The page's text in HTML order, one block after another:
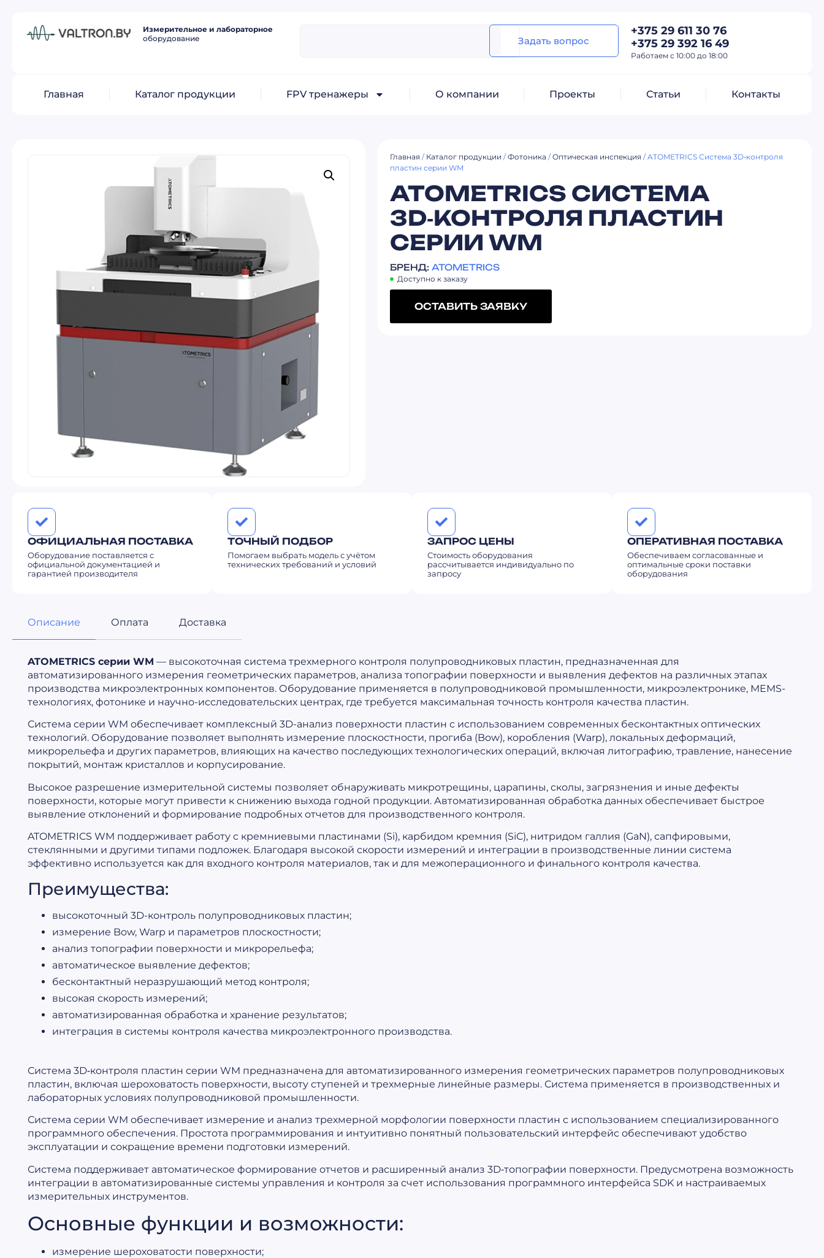
Измерительное и лабораторное
оборудование
Задать вопрос
+375 29 611 30 76
+375 29 392 16 49
Работаем с 10:00 до 18:00
Главная Каталог продукции FPV тренажеры О компании Проекты Статьи Контакты
Главная / Каталог продукции /Фотоника /Оптическая инспекция / ATOMETRICS Система 3D‑контроля
пластин серии WM
ATOMETRICS СИСТЕМА
3D‑КОНТРОЛЯ ПЛАСТИН
СЕРИИ WM
БРЕНД: ATOMETRICS
Доступно к заказу
ОСТАВИТЬ ЗАЯВКУ
ОФИЦИАЛЬНАЯ ПОСТАВКА
Оборудование поставляется с
официальной документацией и
гарантией производителя
ТОЧНЫЙ ПОДБОР
Помогаем выбрать модель с учётом
технических требований и условий
ЗАПРОС ЦЕНЫ
Стоимость оборудования
рассчитывается индивидуально по
запросу
ОПЕРАТИВНАЯ ПОСТАВКА
Обеспечиваем согласованные и
оптимальные сроки поставки
оборудования
Описание Оплата Доставка
ATOMETRICS серии WM — высокоточная система трехмерного контроля полупроводниковых пластин, предназначенная для
автоматизированного измерения геометрических параметров, анализа топографии поверхности и выявления дефектов на различных этапах
производства микроэлектронных компонентов. Оборудование применяется в полупроводниковой промышленности, микроэлектронике, MEMS-
технологиях, фотонике и научно-исследовательских центрах, где требуется максимальная точность контроля качества пластин.
Система серии WM обеспечивает комплексный 3D-анализ поверхности пластин с использованием современных бесконтактных оптических
технологий. Оборудование позволяет выполнять измерение плоскостности, прогиба (Bow), коробления (Warp), локальных деформаций,
микрорельефа и других параметров, влияющих на качество последующих технологических операций, включая литографию, травление, нанесение
покрытий, монтаж кристаллов и корпусирование.
Высокое разрешение измерительной системы позволяет обнаруживать микротрещины, царапины, сколы, загрязнения и иные дефекты
поверхности, которые могут привести к снижению выхода годной продукции. Автоматизированная обработка данных обеспечивает быстрое
выявление отклонений и формирование подробных отчетов для производственного контроля.
ATOMETRICS WM поддерживает работу с кремниевыми пластинами (Si), карбидом кремния (SiC), нитридом галлия (GaN), сапфировыми,
стеклянными и другими типами подложек. Благодаря высокой скорости измерений и интеграции в производственные линии система
эффективно используется как для входного контроля материалов, так и для межоперационного и финального контроля качества.
Преимущества:
высокоточный 3D-контроль полупроводниковых пластин;
измерение Bow, Warp и параметров плоскостности;
анализ топографии поверхности и микрорельефа;
автоматическое выявление дефектов;
бесконтактный неразрушающий метод контроля;
высокая скорость измерений;
автоматизированная обработка и хранение результатов;
интеграция в системы контроля качества микроэлектронного производства.
Система 3D‑контроля пластин серии WM предназначена для автоматизированного измерения геометрических параметров полупроводниковых
пластин, включая шероховатость поверхности, высоту ступеней и трехмерные линейные размеры. Система применяется в производственных и
лабораторных условиях полупроводниковой промышленности.
Система серии WM обеспечивает измерение и анализ трехмерной морфологии поверхности пластин с использованием специализированного
программного обеспечения. Простота программирования и интуитивно понятный пользовательский интерфейс обеспечивают удобство
эксплуатации и сокращение времени подготовки измерений.
Система поддерживает автоматическое формирование отчетов и расширенный анализ 3D‑топографии поверхности. Предусмотрена возможность
интеграции в автоматизированные системы управления и контроля за счет использования программного интерфейса SDK и настраиваемых
измерительных инструментов.
Основные функции и возможности:
измерение шероховатости поверхности;